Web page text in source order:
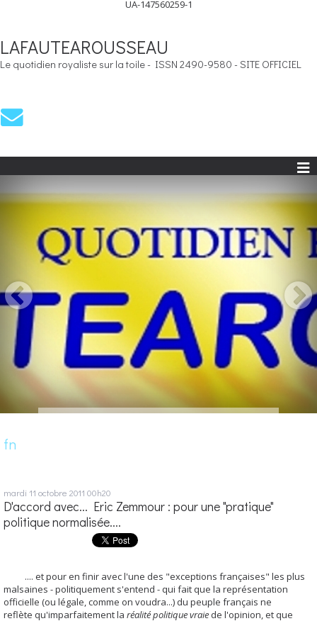
UA-147560259-1
LAFAUTEAROUSSEAU
Le quotidien royaliste sur la toile - ISSN 2490-9580 - SITE OFFICIEL
fn
mardi 11 octobre 2011 00h20
D'accord avec... Eric Zemmour : pour une "pratique"
politique normalisée....
.... et pour en finir avec l'une des "exceptions françaises" les plus
malsaines - politiquement s'entend - qui fait que la représentation
officielle (ou légale, comme on voudra...) du peuple français ne
reflète qu'imparfaitement la réalité politique vraie de l'opinion, et que